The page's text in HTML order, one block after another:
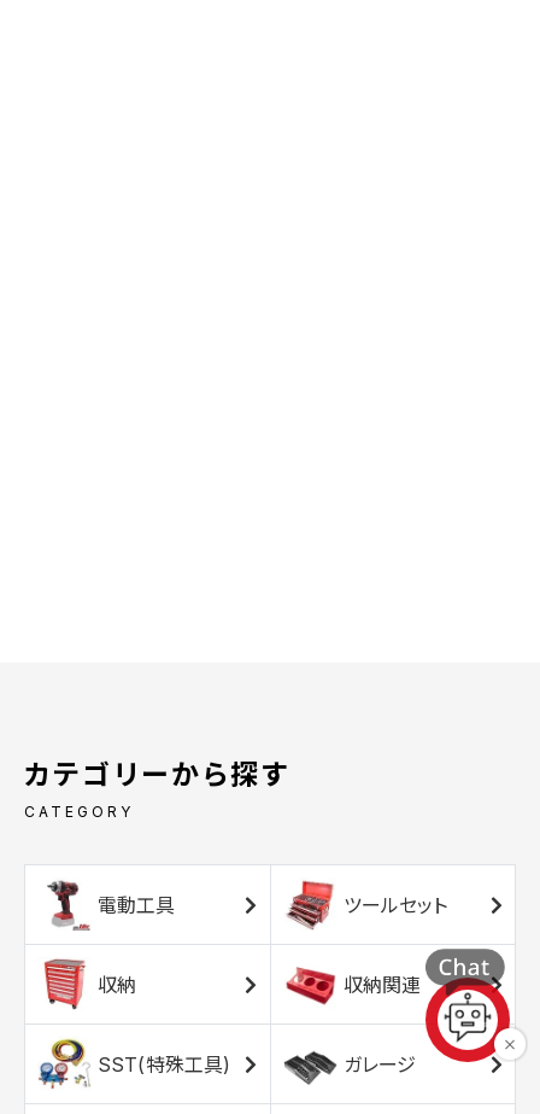
カテゴリーから探す
CATEGORY
電動工具 ツールセット
収納 収納関連
SST(特殊工具) ガレージ